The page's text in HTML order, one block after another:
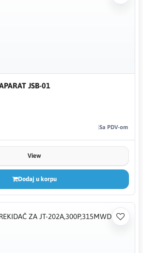
JSB-01
Sa PDV-om
View
Dodaj u korpu